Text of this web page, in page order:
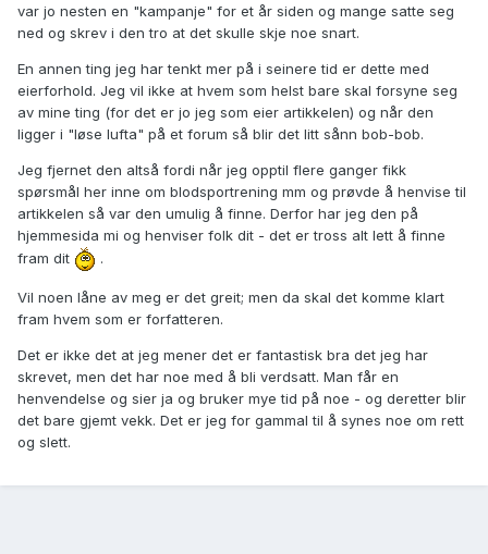
var jo nesten en "kampanje" for et år siden og mange satte seg
ned og skrev i den tro at det skulle skje noe snart.
En annen ting jeg har tenkt mer på i seinere tid er dette med
eierforhold. Jeg vil ikke at hvem som helst bare skal forsyne seg
av mine ting (for det er jo jeg som eier artikkelen) og når den
ligger i "løse lufta" på et forum så blir det litt sånn bob-bob.
Jeg fjernet den altså fordi når jeg opptil flere ganger fikk
spørsmål her inne om blodsportrening mm og prøvde å henvise til
artikkelen så var den umulig å finne. Derfor har jeg den på
hjemmesida mi og henviser folk dit - det er tross alt lett å finne
fram dit
.
Vil noen låne av meg er det greit; men da skal det komme klart
fram hvem som er forfatteren.
Det er ikke det at jeg mener det er fantastisk bra det jeg har
skrevet, men det har noe med å bli verdsatt. Man får en
henvendelse og sier ja og bruker mye tid på noe - og deretter blir
det bare gjemt vekk. Det er jeg for gammal til å synes noe om rett
og slett.